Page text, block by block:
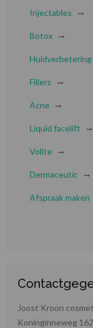
Injectables
Botox
Huidverbetering
Fillers
Acne
Liquid facelift
Volite
Dermaceutic
Afspraak maken
Joost Kroon
Koninginneweg 162